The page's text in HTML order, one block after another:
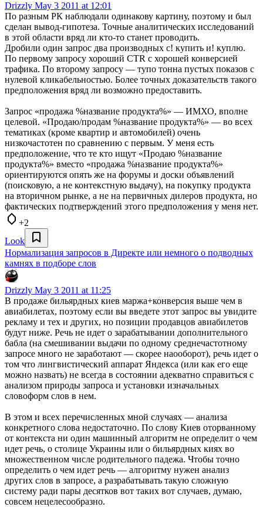
Drizzly May 3 2011 at 12:01
По разным РК наблюдали одинакову картину, поэтому и был
сделан вывод-гипотеза. Точные аналитических исследований
в этой области вряд ли кто-то станет проводить.
Дробили один запрос два производных с! купить и! куплю.
По первому запросу хороший CTR c хорошей конверсией
трафика. По второму запросу — тупо тонна пустых показов с
нулевой кликабельностью. Более точных доказательств такого
предположения вряд ли возможно предоставить.
Запрос «продажа %название продукта%» — ИМХО, вполне
целевой. «Продаю/продам %название продукта%» — во всех
тематиках (кроме квартир и автомобилей) очень
низкочастотен по сравнению с первым. У меня есть
предположение, что те кто ищут «Продаю %название
продукта%» вместо «продажа %название продукта%»
ориентируются опять же на форумы и доски объявлений
(поисковую, а не контекстную выдачу), на покупку продукта
на вторичном рынке, а не на первичных дилеров продукта, но
фактических подтверждений этого предположения у меня нет.
+2
Look
Нормализация запросов в Директе или немного о подводных
камнях в подборе слов
Drizzly May 3 2011 at 11:25
В продаже бильярдных киев маржа+конверсия выше чем в
авиабилетах, поэтому если вы введете этот запрос вы увидите
рекламу и тех и других, но позиции продавцов авиабилетов
будут ниже. Речь не идет о зарабатывании дополнительного
бабла (на смешивании выдачи по одному среднечастотному
запросе много не заработают — скорее наооборот), речь идет о
том что лингвистический аппарат Яндекса (или как его еще
можно назвать) не всегда в состоянии адекватно справиться с
анализом природы запроса и установки изначальных
словоформ слов в нем.
В этом и всех перечисленных мной случаях — анализа
конкретного слова недостаточно. По слову Киев оторванному
от контекста ни один машинный алгоритм не определит о чем
идет речь, о столице Украины или о бильярдных киях во
множественном числе родительного падежа. Чтобы точно
определить о чем идет речь — алгоритму нужен анализ
других слов в запросе, а разрабатывать такую сложную
систему ради пары десятков вот таких вот случаев, думаю,
совсем нецелесообразно.